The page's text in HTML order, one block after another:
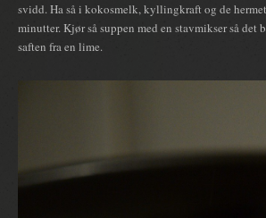
svidd. Ha så i kokosmelk, kyllingkraft og de
minutter. Kjør så suppen med en stavmikser så
saften fra en lime.